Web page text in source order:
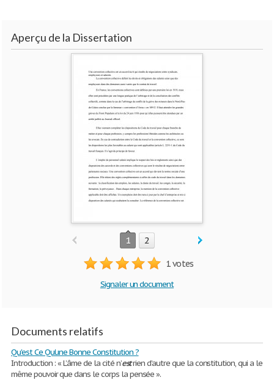
Aperçu de la Dissertation
1 2
1 votes
Signaler un document
Documents relatifs
Qu'est Ce Qu'une Bonne Constitution ?
Introduction : « L’âme de la cité n’estrien d’autre que la constitution, qui a le
même pouvoir que dans le corps la pensée ».